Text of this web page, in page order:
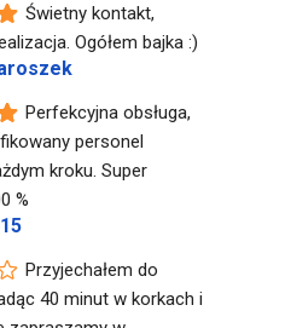
Świetny kontakt,
Ogółem bajka :)
Perfekcyjna obsługa,
personel
kroku. Super
%
Przyjechałem do
40 minut w korkach i